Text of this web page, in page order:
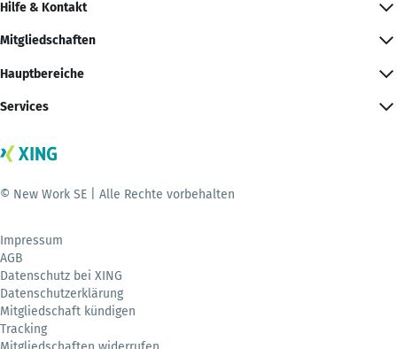
Hilfe & Kontakt
Mitgliedschaften
Hauptbereiche
Services
© New Work SE | Alle Rechte vorbehalten
Impressum
AGB
Datenschutz bei XING
Datenschutzerklärung
Mitgliedschaft kündigen
Tracking